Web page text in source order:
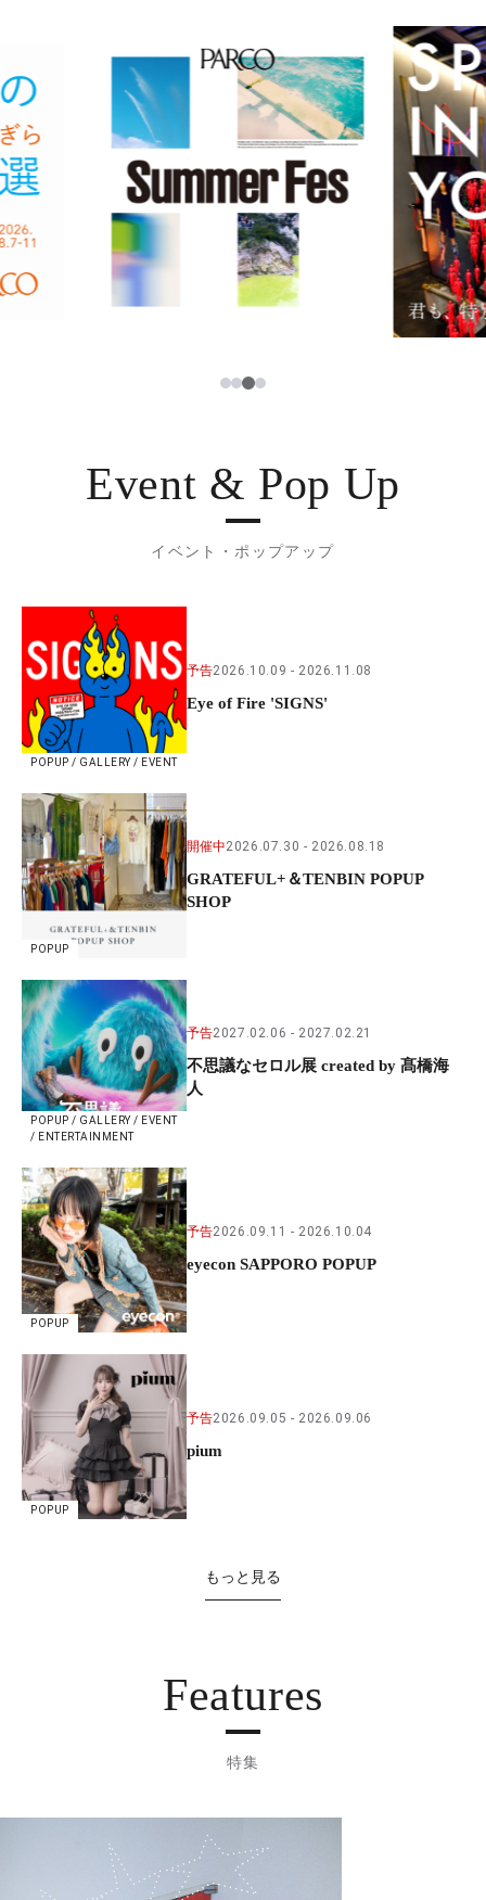
レストラン・カフェ
TAX FREE
PARCOメンバーズ
日本語
123
Event & Pop Up
イベント・ポップアップ
POPUP / GALLERY / EVENT
予告2026.10.09 2026.11.08
Eye of Fire 'SIGNS'
POPUP
開催中2026.07.30 2026.08.18
GRATEFUL+＆TENBIN POPUP
SHOP
POPUP / GALLERY / EVENT
/ ENTERTAINMENT
予告2027.02.06 2027.02.21
不思議なセロル展 created by 髙橋海
人
POPUP
予告2026.09.11 2026.10.04
eyecon SAPPORO POPUP
POPUP
予告2026.09.05 2026.09.06
pium
もっと見る
Features
特集